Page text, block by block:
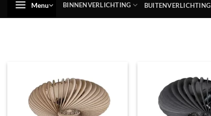
Menu BINNENVERLICHTING BUITENVERLICHTING
Toevoegen
aan
verlanglijst